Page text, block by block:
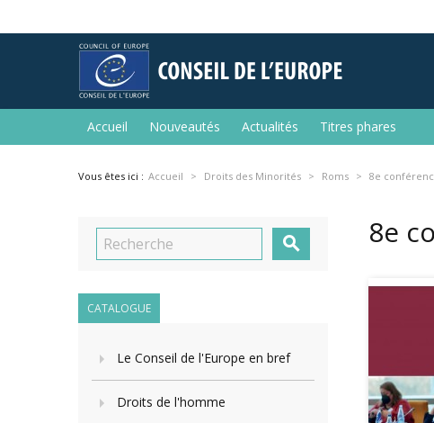
Accueil Nouveautés Actualités Titres phares
Vous êtes ici : Accueil Droits des Minorités Roms 8e

CATALOGUE
Le Conseil de l'Europe en bref
Droits de l'homme
8e